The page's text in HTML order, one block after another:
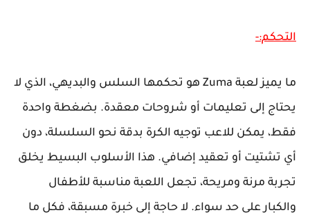
التحكم:-
ما يميز لعبة Zuma هو تحكمها السلس والبديهي، الذي لا
يحتاج إلى تعليمات أو شروحات معقدة. بضغطة واحدة
فقط، يمكن للاعب توجيه الكرة بدقة نحو السلسلة، دون
أي تشتيت أو تعقيد إضافي. هذا الأسلوب البسيط يخلق
تجربة مرنة ومريحة، تجعل اللعبة مناسبة للأطفال
والكبار على حد سواء. لا حاجة إلى خبرة مسبقة، فكل ما